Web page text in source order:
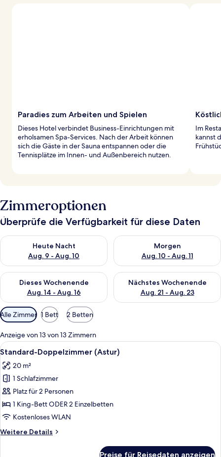
Paradies zum Arbeiten und Spielen
Dieses Hotel verbindet Business-Einrichtungen mit
erholsamen Spa-Services. Nach der Arbeit können
sich die Gäste in der Sauna entspannen oder die
Tennisplätze im Innen- und Außenbereich nutzen.
Im
kannst
Zimmeroptionen
Überprüfe die Verfügbarkeit für diese Daten
Heute Nacht
Aug. 9 - Aug. 10
Überprüfe die Verfügbarkeit für heute Nacht, Aug. 9 - Aug.
Morgen
Aug. 10 - Aug. 11
Überprüfe die Verfügbarkeit
Dieses Wochenende
Aug. 14 - Aug. 16
Überprüfe die Verfügbarkeit für dieses Wochenende, Aug. 14
Nächstes Wochenende
Aug. 21 - Aug. 23
Überprüfe die Verfügbarkeit
Verfügbare
Filter
für
Zimmer
Alle Zimmer 1 Bett 2 Betten
Anzeige von 13 von 13 Zimmern
Alle
Fotos
für
Standard-
Doppelzimmer
(Astur)
anzeigen
Ein Hotelzimmer mit einem großen
5
Standard-Doppelzimmer (Astur)
20 m²
1 Schlafzimmer
Platz für 2 Personen
1 King-Bett ODER 2 Einzelbetten
Kostenloses WLAN
Weitere Details
Weitere
Preise für Reisedaten anzeigen